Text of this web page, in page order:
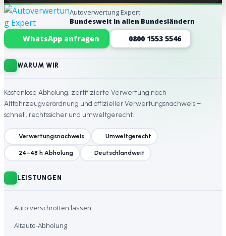
Website-Footer
Autoverwertung Expert
Bundesweit in allen Bundesländern
WhatsApp anfragen 0800 1553 5546
WARUM WIR
Kostenlose Abholung, zertifizierte Verwertung nach
Altfahrzeugverordnung und offizieller Verwertungsnachweis –
schnell, rechtssicher und umweltgerecht.
Verwertungsnachweis Umweltgerecht
24–48 h Abholung Deutschlandweit
LEISTUNGEN
Auto verschrotten lassen
Altauto-Abholung